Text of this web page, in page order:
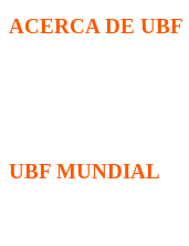
ACERCA DE UBF
UBF MUNDIAL